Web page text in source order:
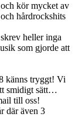
kör mycket av
hårdrockshits
heller inga
som gjorde att
känns tryggt! Vi
smidigt sätt…
till oss!
där även 3